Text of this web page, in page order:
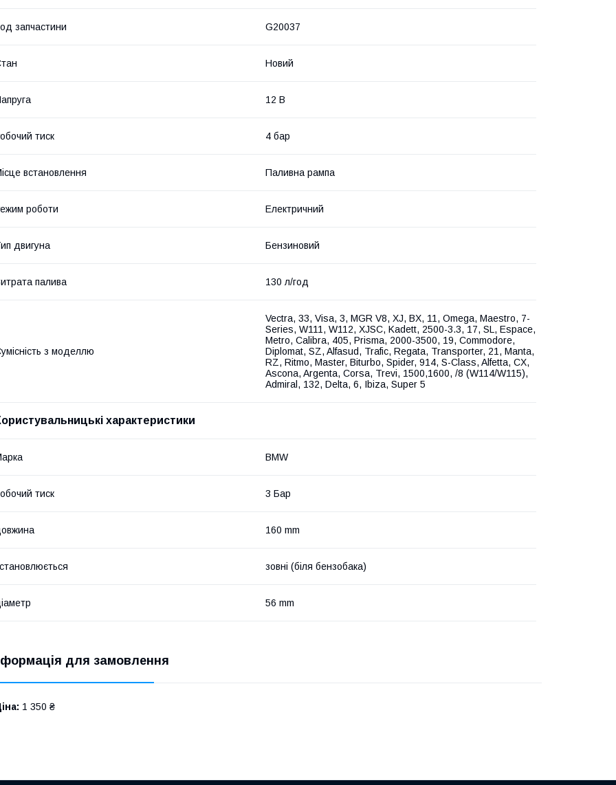
запчастини G20037
Новий
12 В
тиск 4 бар
встановлення Паливна рампа
роботи Електричний
двигуна Бензиновий
палива 130 л/год
з моделлю
Vectra, 33, Visa, 3, MGR V8, XJ, BX, 11, Omega, Maestro, 7-
Series, W111, W112, XJSC, Kadett, 2500-3.3, 17, SL, Espace,
Metro, Calibra, 405, Prisma, 2000-3500, 19, Commodore,
Diplomat, SZ, Alfasud, Trafic, Regata, Transporter, 21, Manta,
RZ, Ritmo, Master, Biturbo, Spider, 914, S-Class, Alfetta, CX,
Ascona, Argenta, Corsa, Trevi, 1500,1600, /8 (W114/W115),
Admiral, 132, Delta, 6, Ibiza, Super 5
характеристики
BMW
тиск 3 Бар
160 mm
зовні (біля бензобака)
56 mm
для замовлення
1 350 ₴